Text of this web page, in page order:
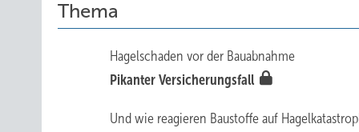
Thema
Hagelschaden vor der Bauabnahme
Pikanter Versicherungsfall
Und wie reagieren Baustoffe auf